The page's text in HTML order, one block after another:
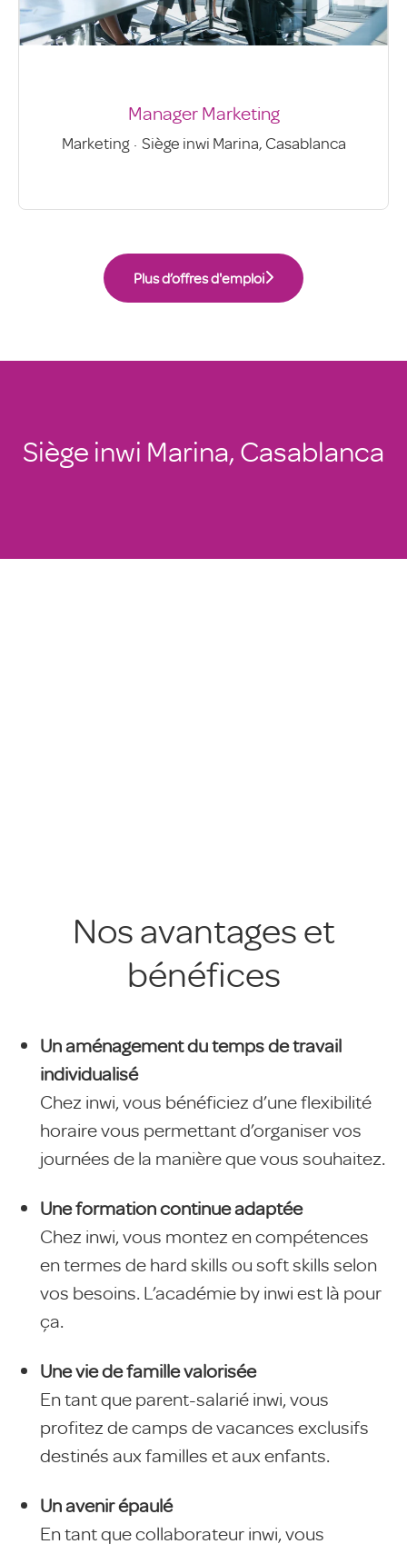
Manager Marketing
Marketing · Siège inwi Marina, Casablanca
Plus d’offres d'emploi
Siège inwi Marina, Casablanca
Nos avantages et
bénéfices
Un aménagement du temps de travail
individualisé
Chez inwi, vous bénéficiez d’une flexibilité
horaire vous permettant d’organiser vos
journées de la manière que vous souhaitez.
Une formation continue adaptée
Chez inwi, vous montez en compétences
en termes de hard skills ou soft skills selon
vos besoins. L’académie by inwi est là pour
ça.
Une vie de famille valorisée
En tant que parent-salarié inwi, vous
profitez de camps de vacances exclusifs
destinés aux familles et aux enfants.
Un avenir épaulé
En tant que collaborateur inwi, vous